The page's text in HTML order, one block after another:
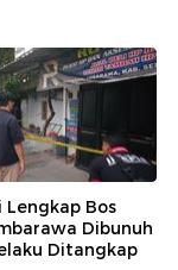
Lengkap Bos
Dibunuh
Ditangkap